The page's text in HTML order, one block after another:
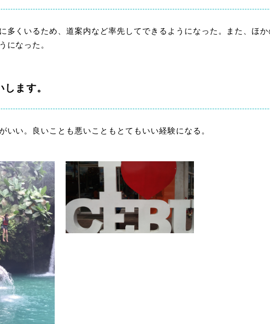
多くいるため、道案内など率先してできるようになった。また、ほ
になった。
ます。
いい。良いことも悪いこともとてもいい経験になる。